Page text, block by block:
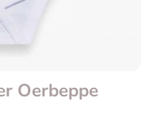
Oerbeppe